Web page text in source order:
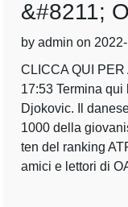
&#8211;
by admin on
CLICCA QUI
17:53 Termina
Djokovic. Il
1000 della
ten del ranking
amici e lettori di